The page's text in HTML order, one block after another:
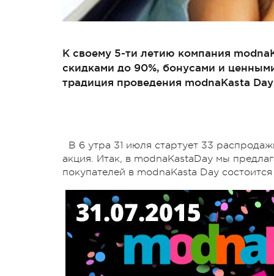
К своему 5-ти летию компания
скидками до 90%, бонусами и
традиция проведения modnaKasta
В 6 утра 31 июля стартует 33
акция. Итак, в modnaKastaDay мы
покупателей в modnaKasta Day